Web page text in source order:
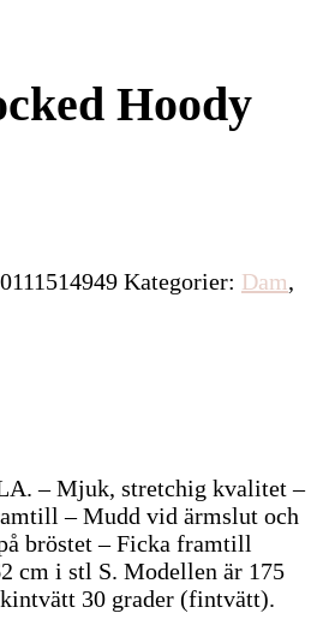
Hoody
Kategorier: Dam,
– Mjuk, stretchig kvalitet –
– Mudd vid ärmslut och
bröstet – Ficka framtill
cm i stl S. Modellen är 175
30 grader (fintvätt).